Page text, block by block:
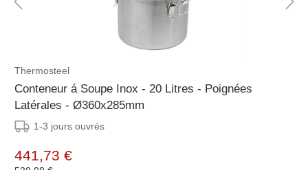
Thermosteel
Conteneur á Soupe Inox - 20 Litres - Poignées
Latérales - Ø360x285mm
1-3 jours ouvrés
441,73 €